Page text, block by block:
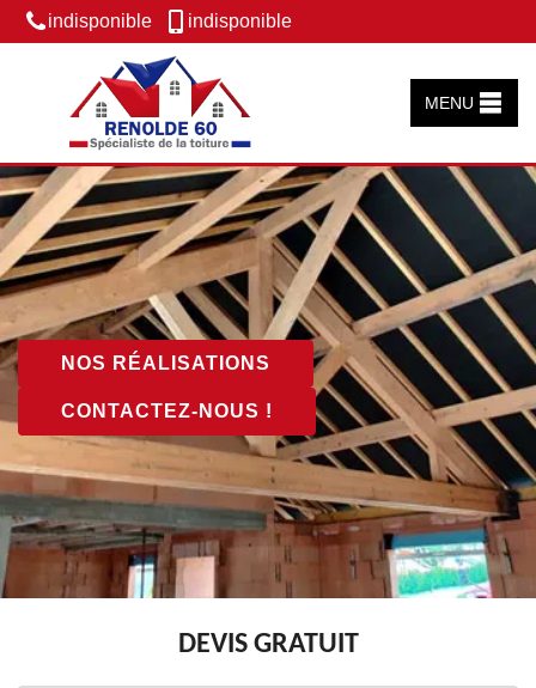
indisponible indisponible
MENU
NOS RÉALISATIONS
CONTACTEZ-NOUS !
DEVIS GRATUIT